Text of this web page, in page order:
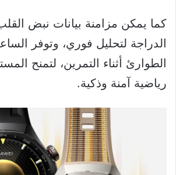
كما يمكن مزامنة بيانات نبض
الدراجة لتحليل فوري، وتوفر
الطوارئ أثناء التمرين، لتمنح
رياضية آمنة وذكية.